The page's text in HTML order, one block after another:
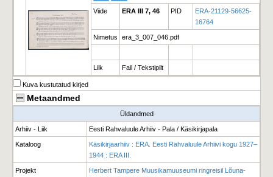
Viide ERA III 7, 46 PID
ERA-21129-56625-
16764
Nimetus era_3_007_046.pdf
Liik Fail / Tekstipilt
Kuva kustutatud kirjed
Metaandmed
Üldandmed
Arhiiv - Liik Eesti Rahvaluule Arhiiv - Pala / Käsikirjapala
Kataloog
Käsikirjaarhiiv : ERA. Eesti Rahvaluule Arhiivi kogu 1927–
1944 : ERA III.
Projekt
Herbert Tampere Muusikamuuseumi ringreisil Lõuna-